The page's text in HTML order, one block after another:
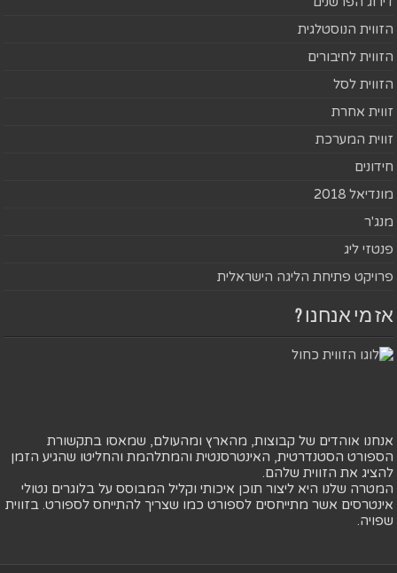
הזווית הנוסטלגית
הזווית לחיבורים
הזווית לסל
זווית אחרת
זווית המערכת
חידונים
מונדיאל 2018
מנג'ר
פנטזי ליג
פרויקט פתיחת הליגה הישראלית
אז מי אנחנו ?
אנחנו אוהדים של קבוצות, מהארץ ומהעולם, שמאסו בתקשורת
הספורט הסטנדרטית, האינטרסנטית והמתלהמת והחליטו שהגיע הזמן
להציג את הזווית שלהם.
המטרה שלנו היא ליצור תוכן איכותי וקליל המבוסס על בלוגרים נטולי
אינטרסים אשר מתייחסים לספורט כמו שצריך להתייחס לספורט. בזווית
שפויה.